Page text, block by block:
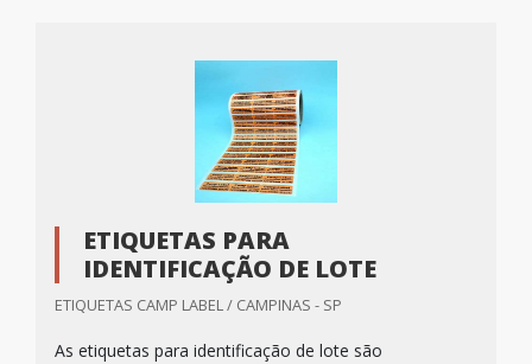
ETIQUETAS PARA
IDENTIFICAÇÃO DE LOTE
ETIQUETAS CAMP LABEL / CAMPINAS - SP
As etiquetas para identificação de lote são